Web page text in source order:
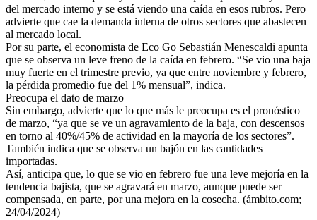
del mercado interno y se está viendo una caída en esos rubros. Pero
advierte que cae la demanda interna de otros sectores que abastecen
al mercado local.
Por su parte, el economista de Eco Go Sebastián Menescaldi apunta
que se observa un leve freno de la caída en febrero. “Se vio una baja
muy fuerte en el trimestre previo, ya que entre noviembre y febrero,
la pérdida promedio fue del 1% mensual”, indica.
Preocupa el dato de marzo
Sin embargo, advierte que lo que más le preocupa es el pronóstico
de marzo, “ya que se ve un agravamiento de la baja, con descensos
en torno al 40%/45% de actividad en la mayoría de los sectores”.
También indica que se observa un bajón en las cantidades
importadas.
Así, anticipa que, lo que se vio en febrero fue una leve mejoría en la
tendencia bajista, que se agravará en marzo, aunque puede ser
compensada, en parte, por una mejora en la cosecha. (ámbito.com;
24/04/2024)